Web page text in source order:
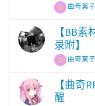
曲奇菓
【BB
录附】
曲奇菓
【曲奇
醒